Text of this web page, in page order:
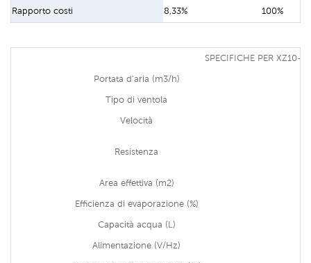
Rapporto costi 8,33% 100%
SPECIFICHE PER XZ10-
Portata d'aria (m3/h)
Tipo di ventola
Velocità
Resistenza
Area effettiva (m2)
Efficienza di evaporazione (%)
Capacità acqua (L)
Alimentazione (V/Hz)